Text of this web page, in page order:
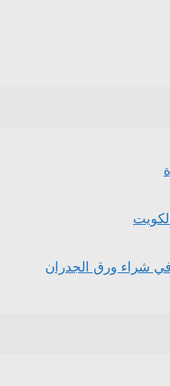
شراء ورق الجدران